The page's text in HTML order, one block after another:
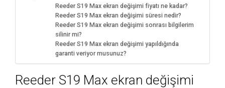
Reeder S19 Max ekran değişimi fiyatı ne kadar?
Reeder S19 Max ekran değişimi süresi nedir?
Reeder S19 Max ekran değişimi sonrası bilgilerim
silinir mi?
Reeder S19 Max ekran değişimi yapıldığında
garanti veriyor musunuz?
Reeder S19 Max ekran değişimi